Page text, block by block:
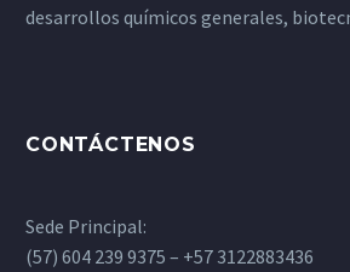
desarrollos químicos generales,
CONTÁCTENOS
Sede Principal:
(57) 604 239 9375 – +57 3122883436